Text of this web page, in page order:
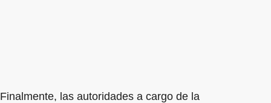
Finalmente, las autoridades a cargo de la